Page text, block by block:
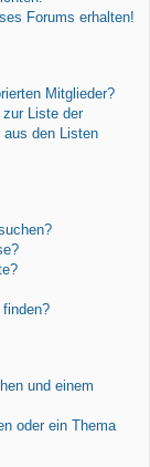
Forums erhalten!
Mitglieder?
Liste der
aus den Listen
und einem
oder ein Thema